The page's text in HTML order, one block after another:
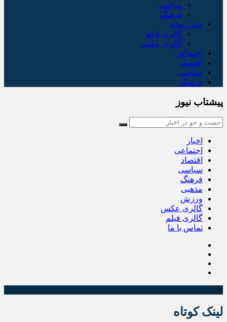
سیاسی
فرهنگ
چند رسانه
گالری فیلم
گالری عکس
اجتماعی
اقتصاد
سیاسی
فرهنگ
پیشتاب نیوز
اخبار
اجتماعی
اقتصاد
سیاسی
فرهنگ
مذهبی
ورزش
گالری عکس
گالری فیلم
تماس با ما
×
لینک کوتاه